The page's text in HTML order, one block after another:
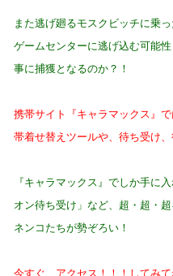
また逃げ廻るモスクビッチに乗
ゲームセンターに逃げ込む可能性
事に捕獲となるのか？！
携帯サイト『キャラマックス』
帯着せ替えツールや、待ち受け
『キャラマックス』でしか手に
オン待ち受け」など、超・超・
ネンコたちが勢ぞろい！
今すぐ、アクセス！！！してみて